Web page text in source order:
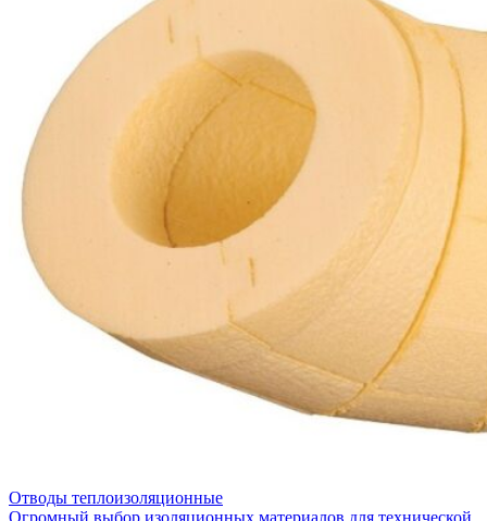
Отводы теплоизоляционные